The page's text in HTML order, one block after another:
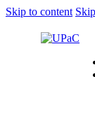
Skip to content